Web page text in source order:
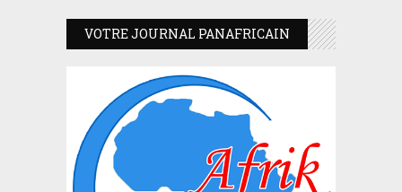
VOTRE JOURNAL PANAFRICAIN